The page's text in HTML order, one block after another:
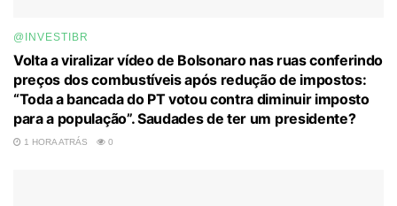
@INVESTIBR
Volta a viralizar vídeo de Bolsonaro nas ruas conferindo
preços dos combustíveis após redução de impostos:
“Toda a bancada do PT votou contra diminuir imposto
para a população”. Saudades de ter um presidente?
1 HORA ATRÁS 0